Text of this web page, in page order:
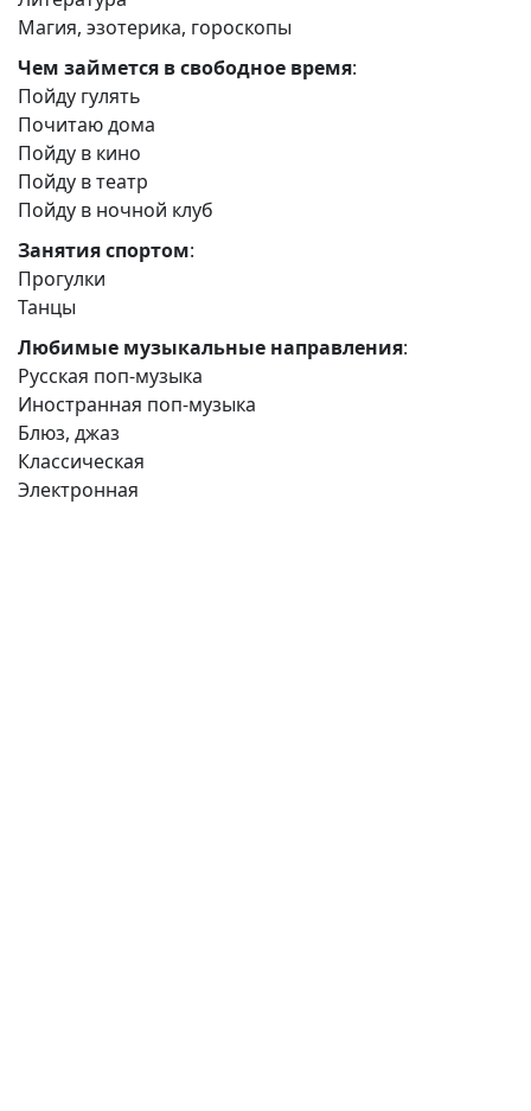
Магия, эзотерика, гороскопы
Чем займется в свободное время:
Пойду гулять
Почитаю дома
Пойду в кино
Пойду в театр
Пойду в ночной клуб
Занятия спортом:
Прогулки
Танцы
Любимые музыкальные направления:
Русская поп-музыка
Иностранная поп-музыка
Блюз, джаз
Классическая
Электронная